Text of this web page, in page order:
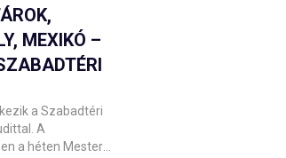
Szeged Megyei
Idegenforgalmi és
alelnöke ad át
MEXIKÓ –
a Szabadtéri
A
a héten Mester